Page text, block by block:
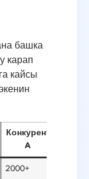
башка
карап
кайсы
Конкурент
A
2000+